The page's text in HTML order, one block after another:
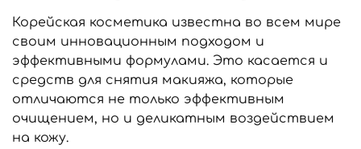
Корейская косметика известна во всем мире
своим инновационным подходом и
эффективными формулами. Это касается и
средств для снятия макияжа, которые
отличаются не только эффективным
очищением, но и деликатным воздействием
на кожу.